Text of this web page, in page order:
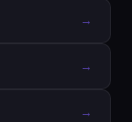
→
→
→